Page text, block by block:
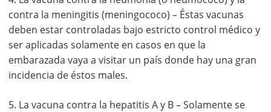
contra la meningitis (meningococo) – Éstas vacunas
deben estar controladas bajo estricto control médico y
ser aplicadas solamente en casos en que la
embarazada vaya a visitar un país donde hay una gran
incidencia de éstos males.
5. La vacuna contra la hepatitis A y B – Solamente se